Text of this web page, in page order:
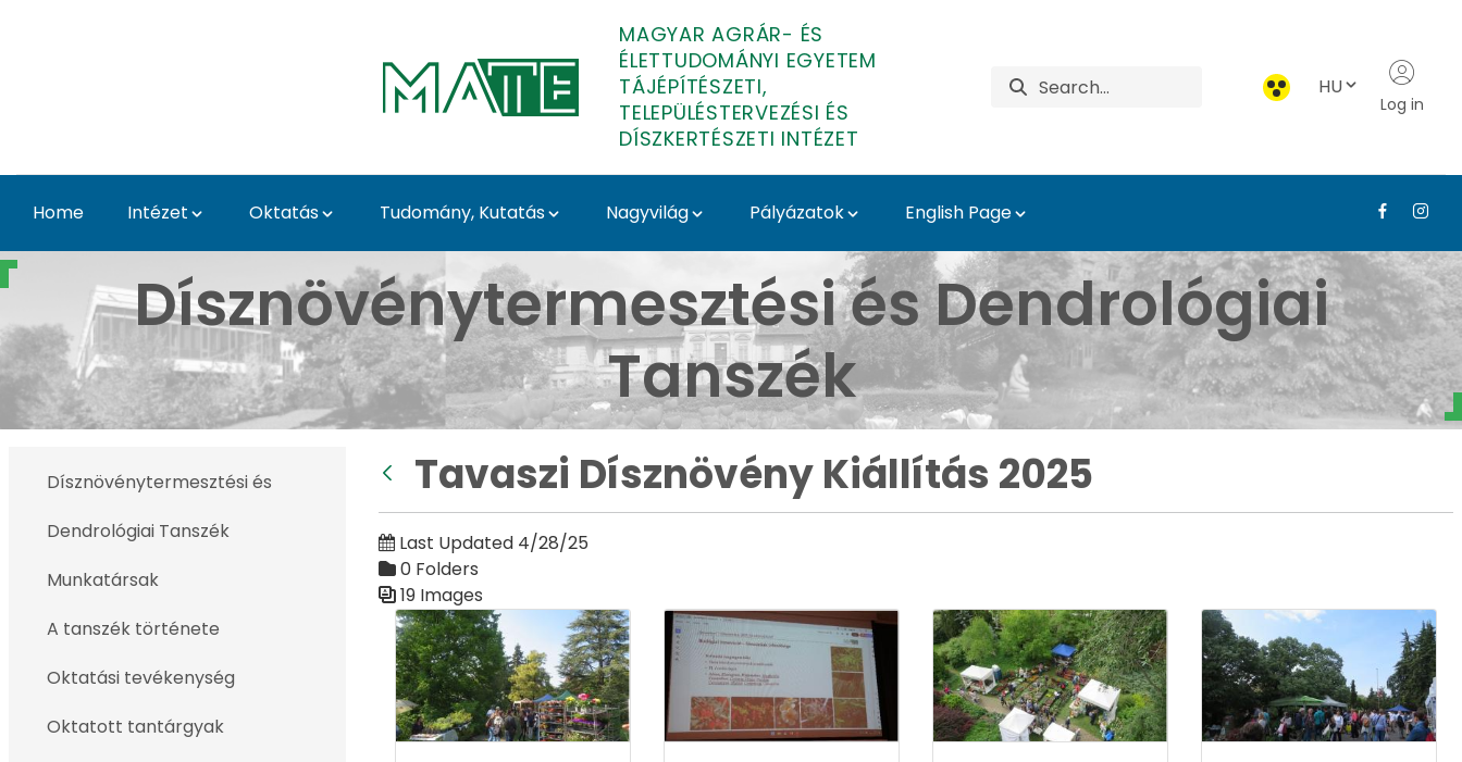
MAGYAR AGRÁR- ÉS
ÉLETTUDOMÁNYI EGYETEM
TÁJÉPÍTÉSZETI,
TELEPÜLÉSTERVEZÉSI ÉS
DÍSZKERTÉSZETI INTÉZET
HU
Log in
Home Intézet Oktatás Tudomány, Kutatás Nagyvilág Pályázatok English Page
Tavaszi Dísznövény Kiállítás 2025 - Budai Arborétum - Médiatár
Dísznövénytermesztési és Dendrológiai
Tanszék
Dísznövénytermesztési és
Dendrológiai Tanszék
Munkatársak
A tanszék története
Oktatási tevékenység
Oktatott tantárgyak
Tavaszi Dísznövény Kiállítás 2025
Last Updated 4/28/25
0 Folders
19 Images
Media Gallery